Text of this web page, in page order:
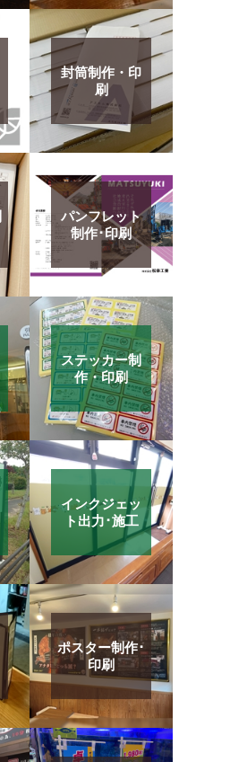
封筒制作・印
刷
パンフレット
制作･印刷
ステッカー制
作・印刷
インクジェッ
ト出力･施工
ポスター制作･
印刷